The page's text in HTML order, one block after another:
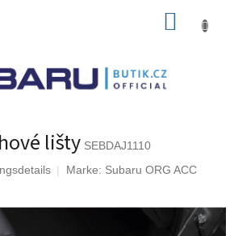
lišty SEBDAJ1110
Marke: Subaru ORG ACC